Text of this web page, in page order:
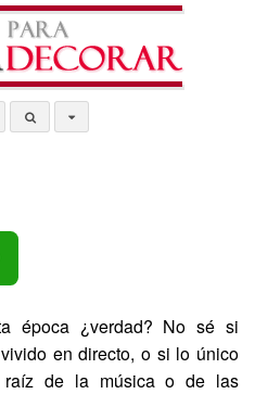
época ¿verdad? No sé si
en directo, o si lo único
de la música o de las